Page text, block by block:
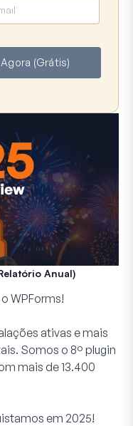
(Grátis)
Anual)
WPForms!
ativas e mais
Somos o 8º plugin
mais de 13.400
em 2025!